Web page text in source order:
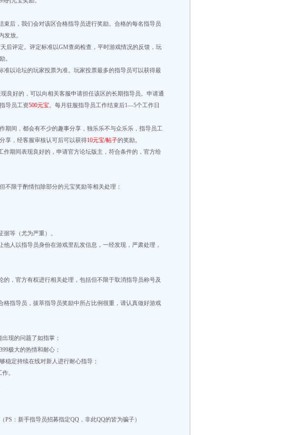
束后，我们会对该区合格指导员进行奖励。合格的每名指导员
发放。
天后评定。评定标准以GM查岗检查，平时游戏情况的反馈，玩
。
准以论坛的玩家投票为准。玩家投票最多的指导员可以获得最
良好的，可以向相关客服申请担任该区的长期指导员。申请通
导员工资500元宝。每月驻服指导员工作结束后1—5个工作日
期间，都会有不少的趣事分享，独乐乐不与众乐乐，指导员工
享，经客服审核认可后可以获得10元宝/帖子的奖励。
期间表现良好的，申请官方论坛版主，符合条件的，官方给
不限于酌情扣除部分的元宝奖励等相关处理：
等（尤为严重）。
人以指导员身份在游戏里乱发信息，一经发现，严肃处理，
的，官方有权进行相关处理，包括但不限于取消指导员称号及
指导员，拔萃指导员奖励中所占比例很重，请认真做好游戏
现的问题了如指掌；
极大的热情和耐心；
稳定持续在线对新人进行耐心指导；
。
（PS：新手指导员招募指定QQ，非此QQ的皆为骗子）